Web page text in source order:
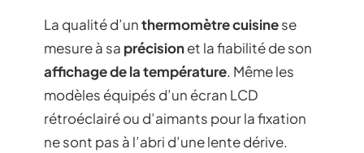
La qualité d’unthermomètre cuisinese
mesure à sa précisionet la fiabilité de son
affichage de la température. Même les
modèles équipés d’un écran LCD
rétroéclairé ou d’aimants pour la fixation
ne sont pas à l’abri d’une lente dérive.